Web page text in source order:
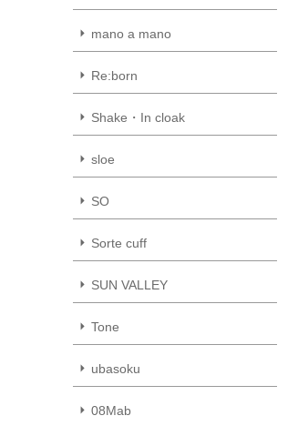
mano a mano
Re:born
Shake・In cloak
sloe
SO
Sorte cuff
SUN VALLEY
Tone
ubasoku
08Mab